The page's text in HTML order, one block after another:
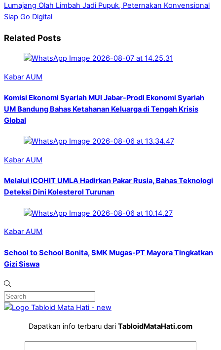
Lumajang Olah Limbah Jadi Pupuk, Peternakan Konvensional
Siap Go Digital
Related Posts
Kabar AUM
Komisi Ekonomi Syariah MUI Jabar-Prodi Ekonomi Syariah
UM Bandung Bahas Ketahanan Keluarga di Tengah Krisis
Global
Kabar AUM
Melalui ICOHIT UMLA Hadirkan Pakar Rusia, Bahas Teknologi
Deteksi Dini Kolesterol Turunan
Kabar AUM
School to School Bonita, SMK Mugas-PT Mayora Tingkatkan
Gizi Siswa
Dapatkan info terbaru dari TabloidMataHati.com